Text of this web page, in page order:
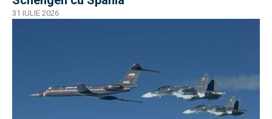
31 IULIE 2026